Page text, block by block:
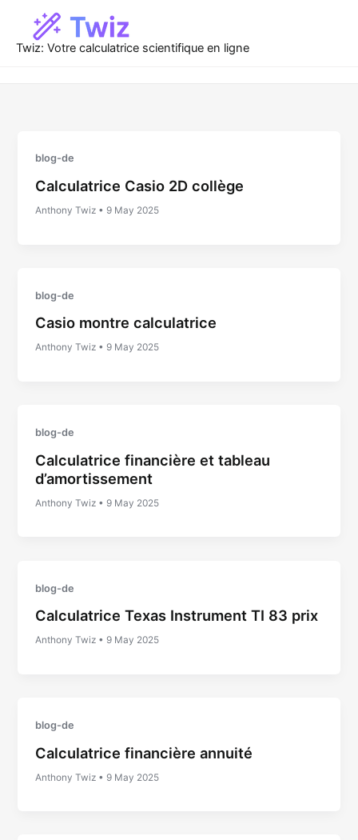
springen
Twiz: Votre calculatrice scientifique en ligne
blog-de
Calculatrice Casio 2D collège
Anthony Twiz •9 May 2025
blog-de
Casio montre calculatrice
Anthony Twiz •9 May 2025
blog-de
Calculatrice financière et tableau
d’amortissement
Anthony Twiz •9 May 2025
blog-de
Calculatrice Texas Instrument TI 83 prix
Anthony Twiz •9 May 2025
blog-de
Calculatrice financière annuité
Anthony Twiz •9 May 2025